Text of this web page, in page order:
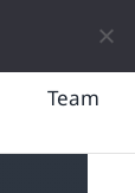
Team